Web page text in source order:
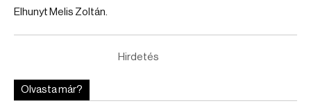
Elhunyt Melis Zoltán.
Hirdetés
Olvasta már?